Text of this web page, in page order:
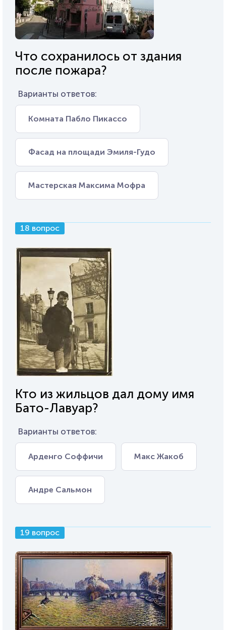
Что сохранилось от здания
после пожара?
Варианты ответов:
Комната Пабло Пикассо
Фасад на площади Эмиля-Гудо
Мастерская Максима Мофра
18 вопрос
Кто из жильцов дал дому имя
Бато-Лавуар?
Варианты ответов:
Арденго Соффичи Макс Жакоб
Андре Сальмон
19 вопрос